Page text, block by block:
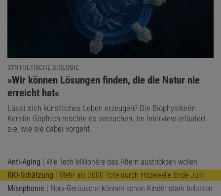
SYNTHETISCHE BIOLOGIE
:
»Wir können Lösungen finden, die die Natur nie
erreicht hat«
Lässt sich künstliches Leben erzeugen? Die Biophysikerin
Kerstin Göpfrich möchte es versuchen. Im Interview erläutert
sie, wie sie dabei vorgeht.
Anti-Aging | Wie Tech-Millionäre das Altern austricksen wollen
RKI-Schätzung | Mehr als 5000 Tote durch Hitzewelle Ende Juni
Misophonie | Nerv-Geräusche können schon Kinder stark belasten